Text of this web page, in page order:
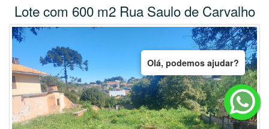
Lote com 600 m2 Rua Saulo de Carvalho
Olá, podemos ajudar?